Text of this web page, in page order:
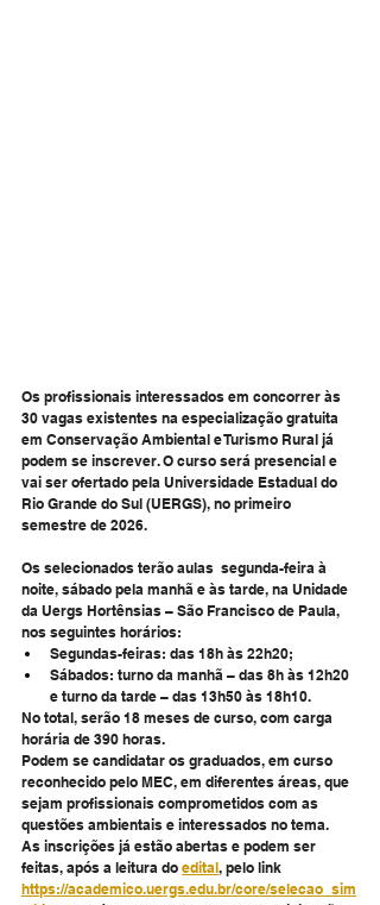
Os profissionais interessados em concorrer às
30 vagas existentes na especialização gratuita
em Conservação Ambiental e Turismo Rural já
podem se inscrever. O curso será presencial e
vai ser ofertado pela Universidade Estadual do
Rio Grande do Sul (UERGS), no primeiro
semestre de 2026.
Os selecionados terão aulas  segunda-feira à
noite, sábado pela manhã e às tarde, na Unidade
da Uergs Hortênsias – São Francisco de Paula,
nos seguintes horários:
Segundas-feiras: das 18h às 22h20;
Sábados: turno da manhã – das 8h às 12h20
e turno da tarde – das 13h50 às 18h10.
No total, serão 18 meses de curso, com carga
horária de 390 horas.
Podem se candidatar os graduados, em curso
reconhecido pelo MEC, em diferentes áreas, que
sejam profissionais comprometidos com as
questões ambientais e interessados no tema.
As inscrições já estão abertas e podem ser
feitas, após a leitura do edital, pelo link
https://academico.uergs.edu.br/core/selecao_sim